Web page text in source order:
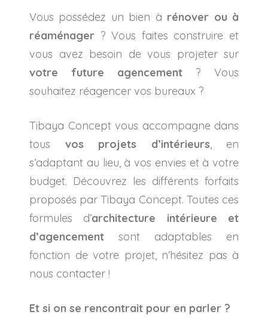
Vous possédez un bien à rénover ou à
réaménager ? Vous faites construire et
vous avez besoin de vous projeter sur
votre future agencement ? Vous
souhaitez réagencer vos bureaux ?
Tibaya Concept vous accompagne dans
tous vos projets d’intérieurs, en
s’adaptant au lieu, à vos envies et à votre
budget. Découvrez les différents forfaits
proposés par Tibaya Concept. Toutes ces
formules d’architecture intérieure et
d’agencement sont adaptables en
fonction de votre projet, n’hésitez pas à
nous contacter !
Et si on se rencontrait pour en parler ?